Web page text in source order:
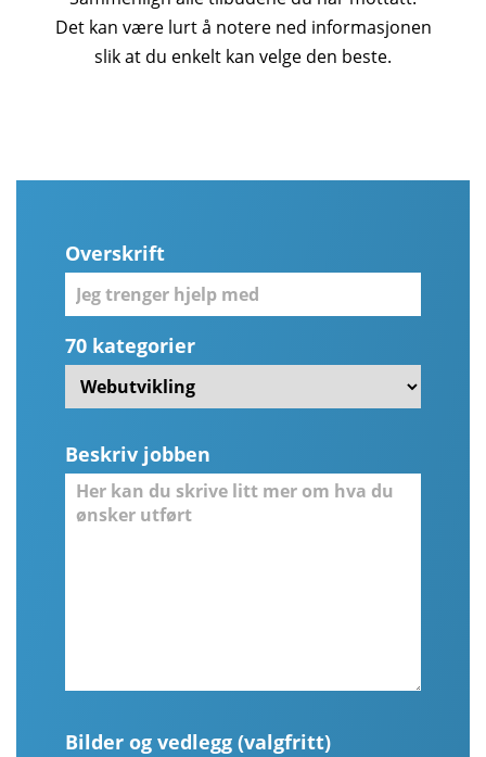
Det kan være lurt å notere ned informasjonen
slik at du enkelt kan velge den beste.
Overskrift
70 kategorier
Beskriv jobben
Bilder og vedlegg (valgfritt)